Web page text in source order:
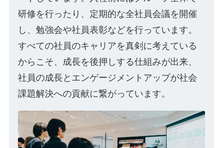
研修を行ったり、定期的な全社員会議を開催
し、勉強会や社員表彰などを行っています。
すべての社員のキャリアを真剣に考えている
からこそ、成長を後押しする仕組みが出来、
社員の成長とエンゲージメントアップが社会
課題解決への貢献に繋がっています。